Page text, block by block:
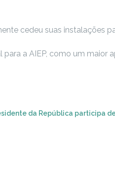
cedeu suas instalações
a AIEP, como um maior
da República participa